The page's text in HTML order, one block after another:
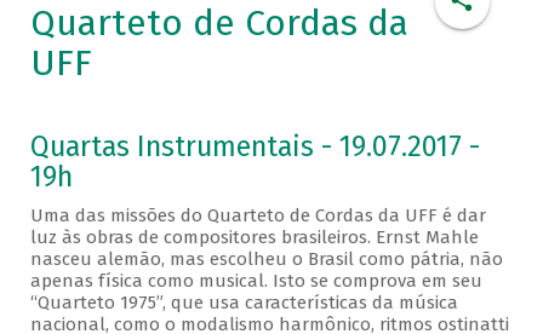
Quarteto de Cordas da
UFF
Quartas Instrumentais - 19.07.2017 -
19h
Uma das missões do Quarteto de Cordas da UFF é dar
luz às obras de compositores brasileiros. Ernst Mahle
nasceu alemão, mas escolheu o Brasil como pátria, não
apenas física como musical. Isto se comprova em seu
“Quarteto 1975”, que usa características da música
nacional, como o modalismo harmônico, ritmos ostinatti